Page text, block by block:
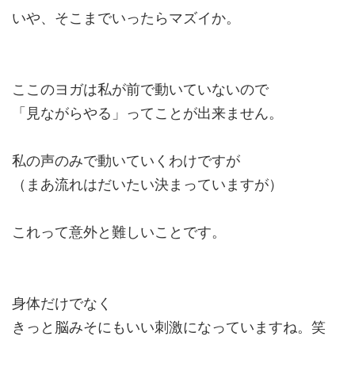
いや、そこまでいったらマズイか。
ここのヨガは私が前で動いていないので
「見ながらやる」ってことが出来ません。
私の声のみで動いていくわけですが
（まあ流れはだいたい決まっていますが）
これって意外と難しいことです。
身体だけでなく
きっと脳みそにもいい刺激になっていますね。笑